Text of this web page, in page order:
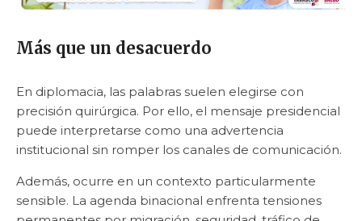
Más que un desacuerdo
En diplomacia, las palabras suelen elegirse con
precisión quirúrgica. Por ello, el mensaje presidencial
puede interpretarse como una advertencia
institucional sin romper los canales de comunicación.
Además, ocurre en un contexto particularmente
sensible. La agenda binacional enfrenta tensiones